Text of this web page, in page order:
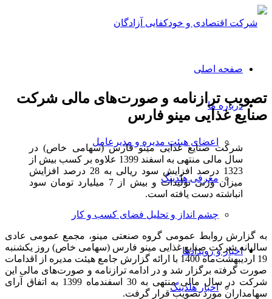
صفحه اصلی
درباره ما
اعضای هیئت مدیره و مدیرعامل
معرفی هلدینگ
چشم انداز و تحلیل فضای کسب و کار
اخبار و رویدادها
اخبار هلدینگ
تصویب ترازنامه و صورت‌های مالی شرکت
صنایع غذایی مینو فارس
شرکت صنایع غذایی مینو فارس (سهامی خاص) در
سال مالی منتهی به اسفند 1399 علاوه بر کسب بیش از
1323 درصد افزایش سود ریالی به 28 درصد افزایش
میزان وزنی تولیدات و بیش از 7 میلیارد تومان سود
انباشته دست یافته است.
به گزارش روابط عمومی گروه صنعتی مینو، مجمع عمومی عادی
سالیانه شرکت صنایع غذایی مینو فارس (سهامی خاص) روز یکشنبه
19 اردیبهشت‌ماه 1400 با ارائه گزارش جامع هیئت مدیره از اقدامات
صورت گرفته برگزار شد و در ادامه ترازنامه و صورت‌های مالی این
شرکت در سال مالی منتهی به 30 اسفندماه 1399 به اتفاق آرای
سهامداران مورد تصویب قرار گرفت.